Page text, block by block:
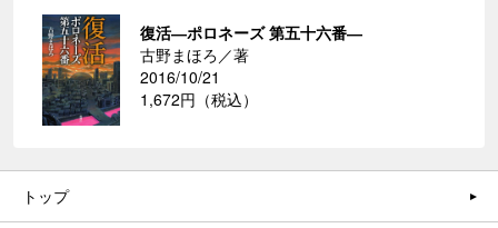
復活―ポロネーズ 第五十六番―
古野まほろ／著
2016/10/21
1,672円（税込）
トップ